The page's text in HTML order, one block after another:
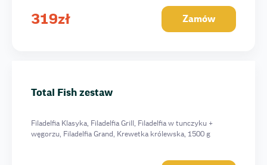
319zł Zamów
Total Fish zestaw
Filadelfia Klasyka, Filadelfia Grill, Filadelfia w tunczyku +
węgorzu, Filadelfia Grand, Krewetka królewska, 1500 g